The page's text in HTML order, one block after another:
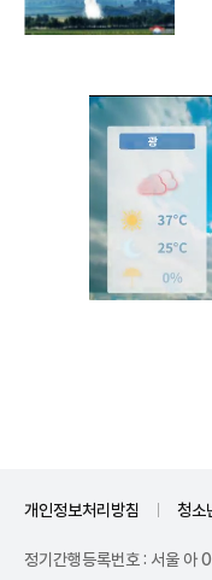
개인정보처리방침 청소
정기간행등록번호 : 서울